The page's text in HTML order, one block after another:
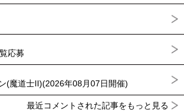
応募
(魔道士II)(2026年08月07日開催)
最近コメントされた記事をもっと見る